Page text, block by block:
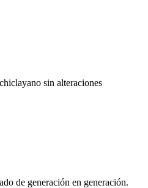
sin alteraciones
de generación en generación.